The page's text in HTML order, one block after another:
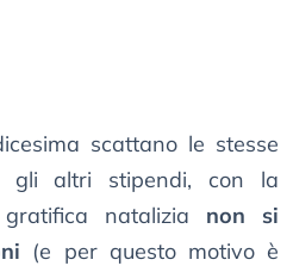
scattano le stesse
gli altri stipendi, con la
natalizia non si
(e per questo motivo è